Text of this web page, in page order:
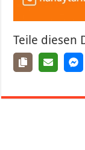
Teile diesen